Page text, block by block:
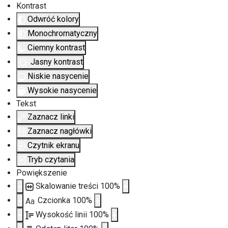
Kontrast
Odwróć kolory
Monochromatyczny
Ciemny kontrast
Jasny kontrast
Niskie nasycenie
Wysokie nasycenie
Tekst
Zaznacz linki
Zaznacz nagłówki
Czytnik ekranu
Tryb czytania
Powiększenie
Skalowanie treści 100%
Aa Czcionka 100%
Wysokość linii 100%